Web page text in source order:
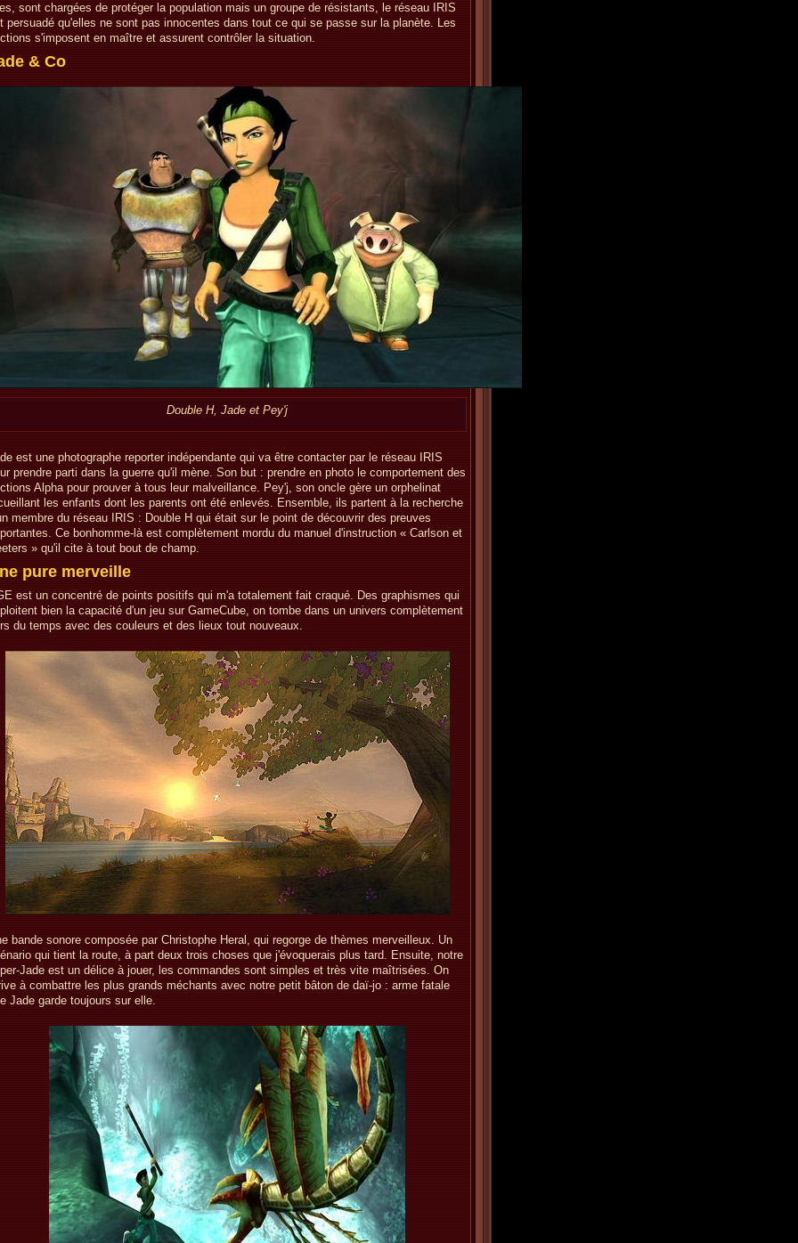
sont chargées de protéger la population mais un groupe de résistants, le réseau IRIS
persuadé qu'elles ne sont pas innocentes dans tout ce qui se passe sur la planète. Les
s'imposent en maître et assurent contrôler la situation.
& Co
Double H, Jade et Pey'j
est une photographe reporter indépendante qui va être contacter par le réseau IRIS
prendre parti dans la guerre qu'il mène. Son but : prendre en photo le comportement des
Alpha pour prouver à tous leur malveillance. Pey'j, son oncle gère un orphelinat
les enfants dont les parents ont été enlevés. Ensemble, ils partent à la recherche
membre du réseau IRIS : Double H qui était sur le point de découvrir des preuves
Ce bonhomme-là est complètement mordu du manuel d'instruction « Carlson et
» qu'il cite à tout bout de champ.
pure merveille
est un concentré de points positifs qui m'a totalement fait craqué. Des graphismes qui
bien la capacité d'un jeu sur GameCube, on tombe dans un univers complètement
du temps avec des couleurs et des lieux tout nouveaux.
bande sonore composée par Christophe Heral, qui regorge de thèmes merveilleux. Un
qui tient la route, à part deux trois choses que j'évoquerais plus tard. Ensuite, notre
Jade est un délice à jouer, les commandes sont simples et très vite maîtrisées. On
à combattre les plus grands méchants avec notre petit bâton de daï-jo : arme fatale
Jade garde toujours sur elle.